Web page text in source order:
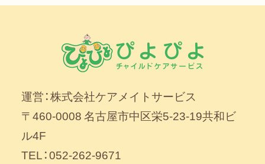
運営：株式会社ケアメイトサービス
〒460-0008 名古屋市中区栄5-23-19共和ビ
ル4F
TEL：052-262-9671